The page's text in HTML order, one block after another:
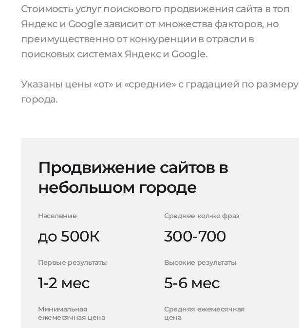
Стоимость услуг поискового продвижения сайта в топ
Яндекс и Google зависит от множества факторов, но
преимущественно от конкуренции в отрасли в
поисковых системах Яндекс и Google.
Указаны цены «от» и «средние» с градацией по размеру
города.
Продвижение сайтов в
небольшом городе
Население
до 500К
Среднее кол-во фраз
300-700
Первые результаты
1-2 мес
Высокие результаты
5-6 мес
Минимальная
ежемесячная цена
Средняя ежемесячная
цена